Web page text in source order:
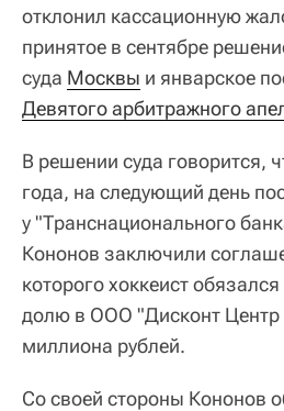
отклонил кассационную
принятое в сентябре
суда Москвы и январское
Девятого арбитражного
В решении суда говорится,
года, на следующий день
у "Транснационального
Кононов заключили
которого хоккеист
долю в ООО "Дисконт Центр
миллиона рублей.
Со своей стороны Кононов